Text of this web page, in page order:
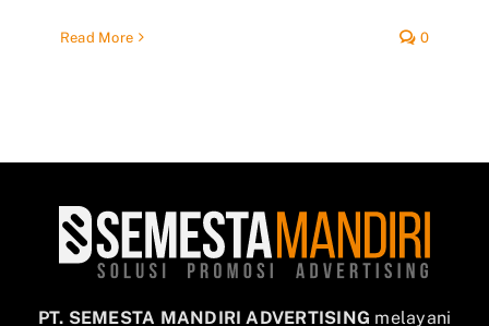
Read More 0
PT. SEMESTA MANDIRI ADVERTISING melayani